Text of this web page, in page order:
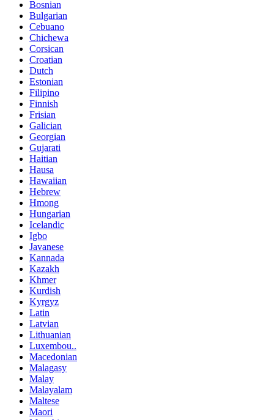
Bosnian
Bulgarian
Cebuano
Chichewa
Corsican
Croatian
Dutch
Estonian
Filipino
Finnish
Frisian
Galician
Georgian
Gujarati
Haitian
Hausa
Hawaiian
Hebrew
Hmong
Hungarian
Icelandic
Igbo
Javanese
Kannada
Kazakh
Khmer
Kurdish
Kyrgyz
Latin
Latvian
Lithuanian
Luxembou..
Macedonian
Malagasy
Malay
Malayalam
Maltese
Maori